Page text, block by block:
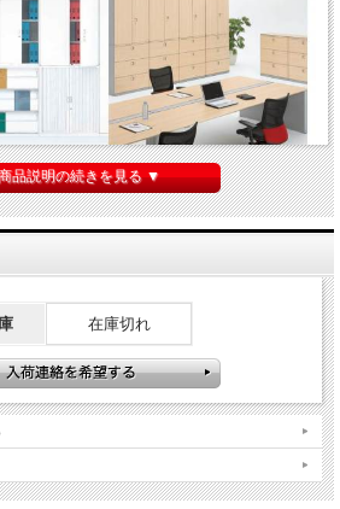
寄せとなります。
予定ですが、メーカーに在庫が無い場合は、それ以
手数ですが下記の「この商品について問い合わせ
ーーーーーーーーーーーーーーーーーーーーーーー
ズは以下の番号で始まる製品番号の両開き及び引違
てはこちらをご参照ください。
品説明の続きを見る ▼
在庫切れ